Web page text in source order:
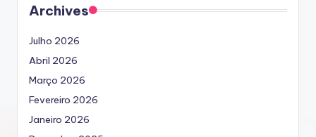
Archives
Julho 2026
Abril 2026
Março 2026
Fevereiro 2026
Janeiro 2026